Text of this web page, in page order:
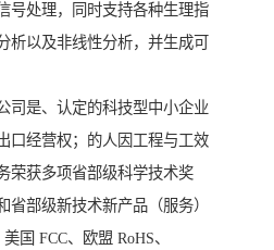
号处理，同时支持各种生理指
析以及非线性分析，并生成可
司是、认定的科技型中小企业
口经营权；的人因工程与工效
荣获多项省部级科学技术奖
省部级新技术新产品（服务）
国 FCC、欧盟 RoHS、